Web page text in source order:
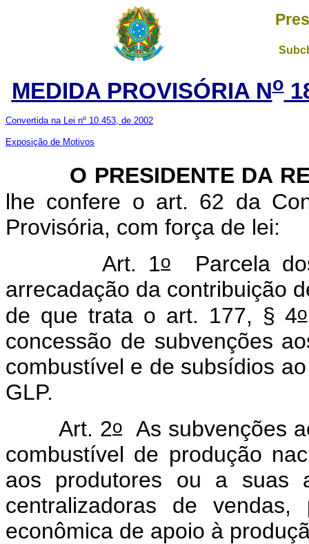
MEDIDA PROVISÓRIA No
Convertida na Lei nº 10.453, de 2002
Exposição de Motivos
O PRESIDENTE DA
lhe confere o art. 62 da
Provisória, com força de lei:
Art. 1oParcela
arrecadação da contribuição
de que trata o art. 177, § 4o
concessão de subvenções
combustível e de subsídios
GLP.
Art. 2o
As subvenções
combustível de produção
aos produtores ou a suas
centralizadoras de
econômica de apoio à